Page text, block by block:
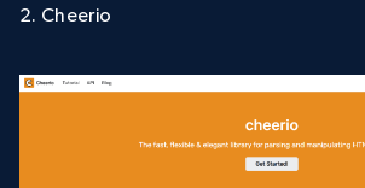
2. Cheerio